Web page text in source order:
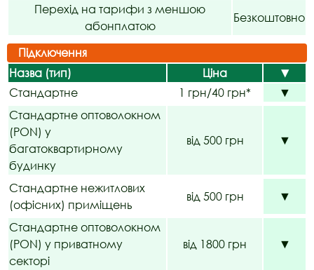
Перехід на тарифи з меншою
абонплатою
Безкоштовно
Підключення
Назва (тип)
Ціна ▼
Стандартне 1 грн/40 грн* ▼
Стандартне оптоволокном
(PON) у
багатоквартирному
будинку
від 500 грн ▼
Стандартне нежитлових
(офісних) приміщень
від 500 грн ▼
Стандартне оптоволокном
(PON) у приватному
секторі
від 1800 грн ▼